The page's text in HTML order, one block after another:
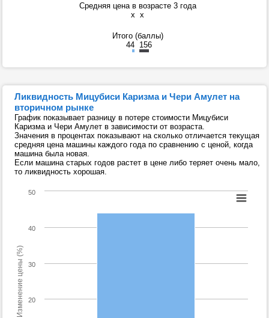
Средняя цена в возрасте 3 года
x x
Итого (баллы)
44 156
Ликвидность Мицубиси Каризма и Чери Амулет на
вторичном рынке
График показывает разницу в потере стоимости Мицубиси
Каризма и Чери Амулет в зависимости от возраста.
Значения в процентах показывают на сколько отличается текущая
средняя цена машины каждого года по сравнению с ценой, когда
машина была новая.
Если машина старых годов растет в цене либо теряет очень мало,
то ликвидность хорошая.
Изменение цены (%) 20
30
40
50